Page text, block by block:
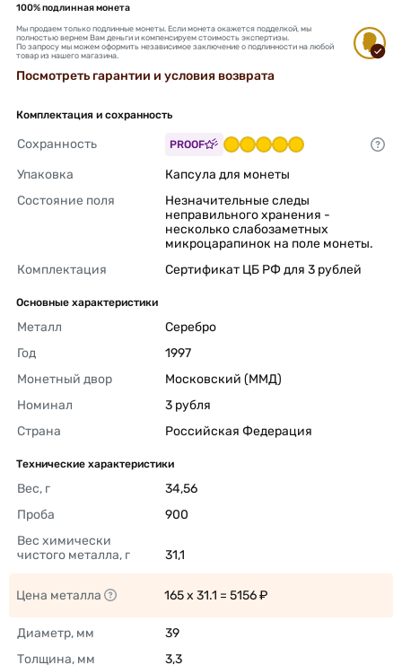
100% подлинная монета
Мы продаем только подлинные монеты. Если монета окажется подделкой, мы
полностью вернем Вам деньги и компенсируем стоимость экспертизы.
По запросу мы можем оформить независимое заключение о подлинности на любой
товар из нашего магазина.
Посмотреть гарантии и условия возврата
Комплектация и сохранность
Сохранность PROOF
Упаковка
Капсула для монеты
Состояние поля
Незначительные следы
неправильного хранения -
несколько слабозаметных
микроцарапинок на поле монеты.
Комплектация
Сертификат ЦБ РФ для 3 рублей
Основные характеристики
Металл
Серебро
Год
1997
Монетный двор
Московский (ММД)
Номинал
3 рубля
Страна
Российская Федерация
Технические характеристики
Вес, г
34,56
Проба
900
Вес химически
чистого металла, г
31,1
Цена металла 165 x 31.1 = 5156 ₽
Диаметр, мм
39
Толщина, мм
3,3